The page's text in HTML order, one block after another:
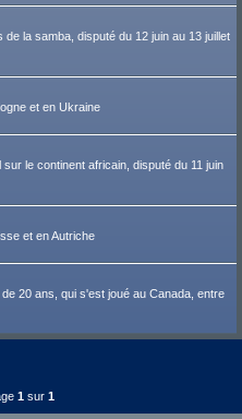
la samba, disputé du 12 juin au 13 juillet
et en Ukraine
le continent africain, disputé du 11 juin
et en Autriche
20 ans, qui s'est joué au Canada, entre
1 sur 1